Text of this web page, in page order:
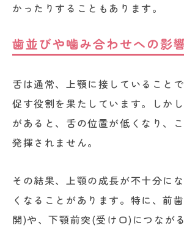
かったりすることもあります。
歯並びや噛み合わせへの影
舌は通常、上顎に接していること
促す役割を果たしています。しか
があると、舌の位置が低くなり、
発揮されません。
その結果、上顎の成長が不十分に
くなることがあります。特に、前
開)や、下顎前突(受け口)につなが